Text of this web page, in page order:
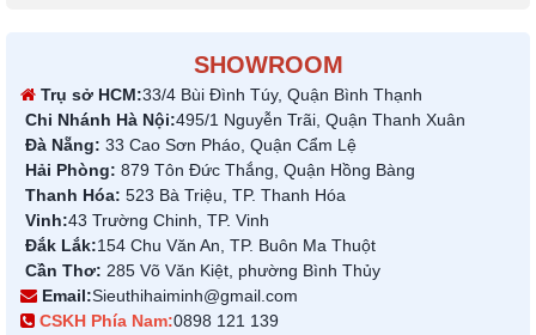
SHOWROOM
Trụ sở HCM:33/4 Bùi Đình Túy, Quận Bình Thạnh
Chi Nhánh Hà Nội:495/1 Nguyễn Trãi, Quận Thanh Xuân
Đà Nẵng: 33 Cao Sơn Pháo, Quận Cẩm Lệ
Hải Phòng: 879 Tôn Đức Thắng, Quận Hồng Bàng
Thanh Hóa: 523 Bà Triệu, TP. Thanh Hóa
Vinh:43 Trường Chinh, TP. Vinh
Đắk Lắk:154 Chu Văn An, TP. Buôn Ma Thuột
Cần Thơ: 285 Võ Văn Kiệt, phường Bình Thủy
Email:Sieuthihaiminh@gmail.com
CSKH Phía Nam:0898 121 139